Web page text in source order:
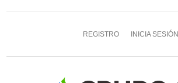
REGISTRO INICIA SESIÓN